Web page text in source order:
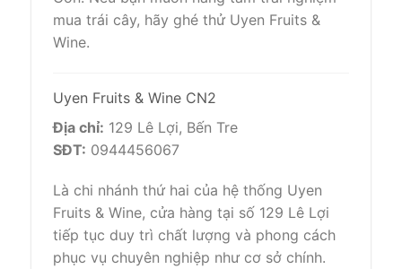
mua trái cây, hãy ghé thử Uyen Fruits &
Wine.
Uyen Fruits & Wine CN2
Địa chỉ: 129 Lê Lợi, Bến Tre
SĐT: 0944456067
Là chi nhánh thứ hai của hệ thống Uyen
Fruits & Wine, cửa hàng tại số 129 Lê Lợi
tiếp tục duy trì chất lượng và phong cách
phục vụ chuyên nghiệp như cơ sở chính.